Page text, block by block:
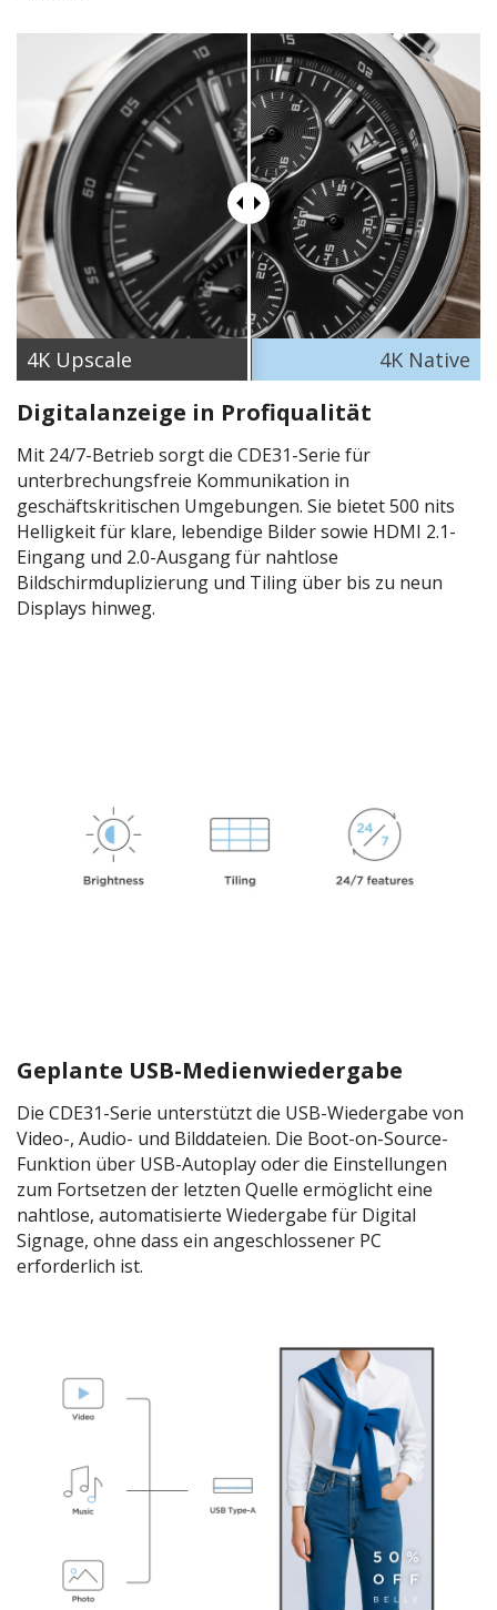
4K​ Upscale 4K Native
Digitalanzeige in Profiqualität
Mit 24/7-Betrieb sorgt die CDE31-Serie für
unterbrechungsfreie Kommunikation in
geschäftskritischen Umgebungen. Sie bietet 500 nits
Helligkeit für klare, lebendige Bilder sowie HDMI 2.1-
Eingang und 2.0-Ausgang für nahtlose
Bildschirmduplizierung und Tiling über bis zu neun
Displays hinweg.
Geplante USB-Medienwiedergabe
Die CDE31-Serie unterstützt die USB-Wiedergabe von
Video-, Audio- und Bilddateien. Die Boot-on-Source-
Funktion über USB-Autoplay oder die Einstellungen
zum Fortsetzen der letzten Quelle ermöglicht eine
nahtlose, automatisierte Wiedergabe für Digital
Signage, ohne dass ein angeschlossener PC
erforderlich ist.